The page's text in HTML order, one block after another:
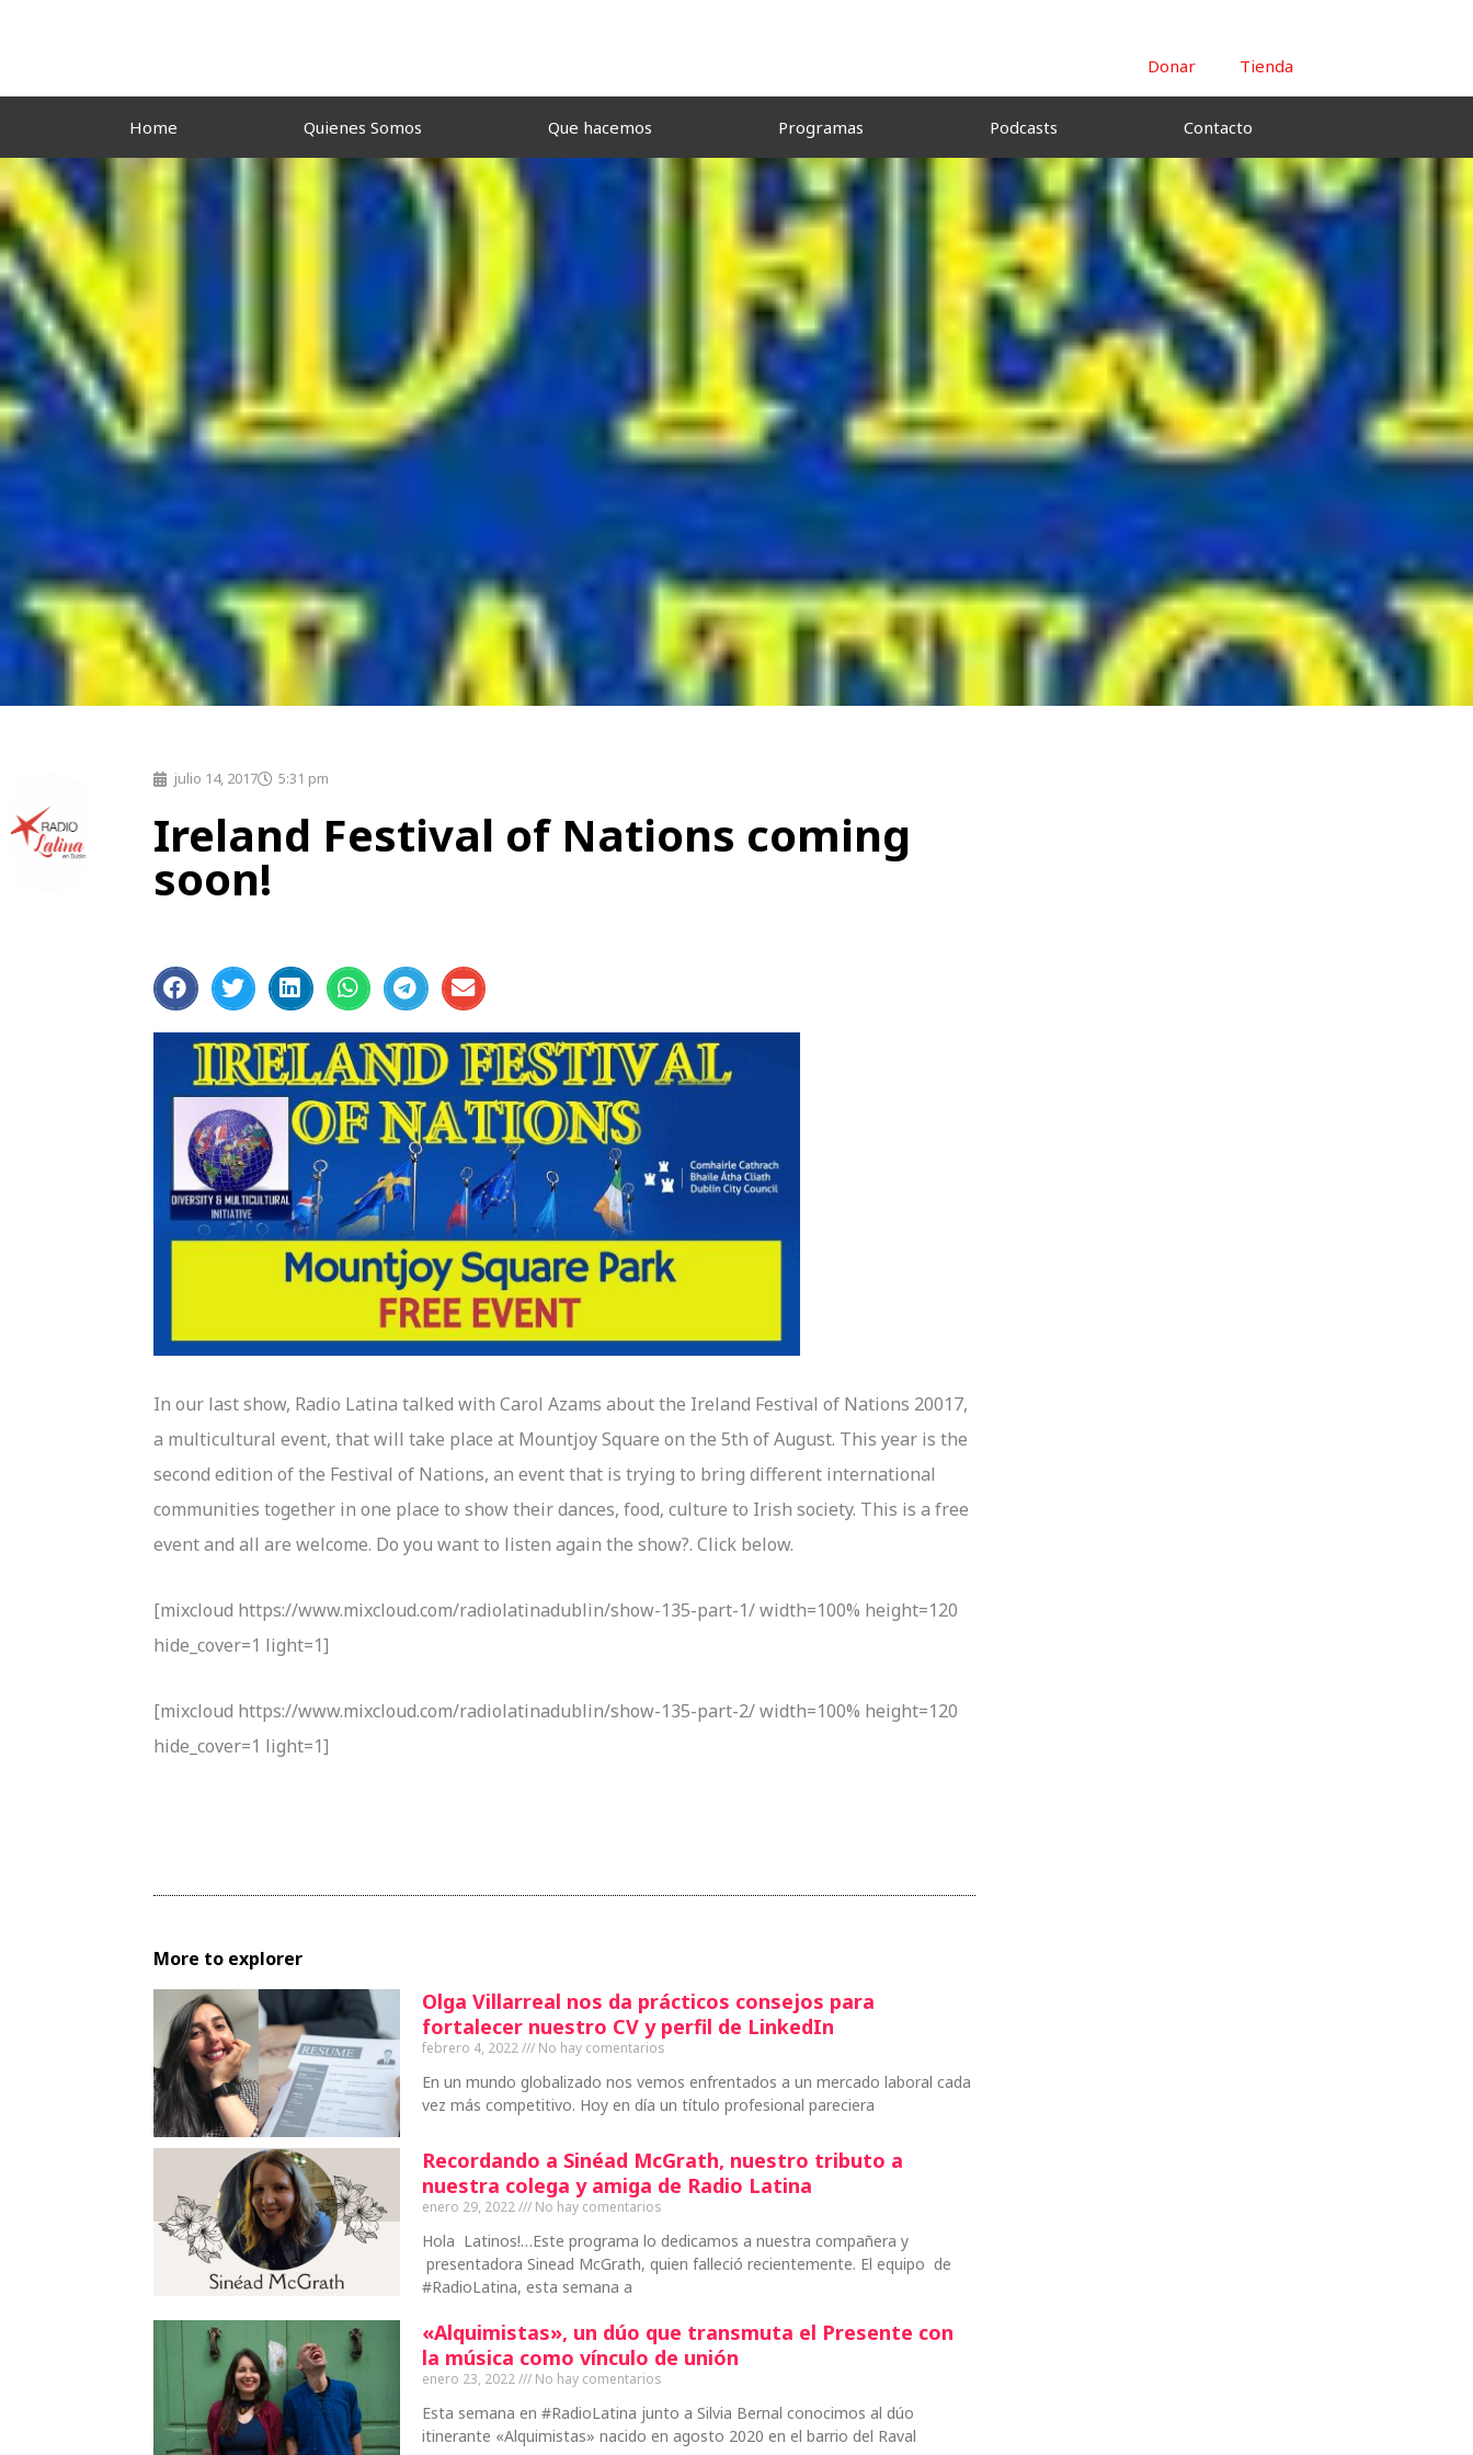
Donar Tienda
Home Quienes Somos Que hacemos Programas Podcasts Contacto
julio 14, 2017 5:31 pm
Ireland Festival of Nations coming
soon!
In our last show, Radio Latina talked with Carol Azams about the Ireland Festival of Nations 20017,
a multicultural event, that will take place at Mountjoy Square on the 5th of August. This year is the
second edition of the Festival of Nations, an event that is trying to bring different international
communities together in one place to show their dances, food, culture to Irish society. This is a free
event and all are welcome. Do you want to listen again the show?. Click below.
[mixcloud https://www.mixcloud.com/radiolatinadublin/show-135-part-1/ width=100% height=120
hide_cover=1 light=1]
[mixcloud https://www.mixcloud.com/radiolatinadublin/show-135-part-2/ width=100% height=120
hide_cover=1 light=1]
More to explorer
Olga Villarreal nos da prácticos consejos para
fortalecer nuestro CV y perfil de LinkedIn
febrero 4, 2022 No hay comentarios
En un mundo globalizado nos vemos enfrentados a un mercado laboral cada
vez más competitivo. Hoy en día un título profesional pareciera
Recordando a Sinéad McGrath, nuestro tributo a
nuestra colega y amiga de Radio Latina
enero 29, 2022 No hay comentarios
Hola Latinos!…Este programa lo dedicamos a nuestra compañera y
presentadora Sinead McGrath, quien falleció recientemente. El equipo de
#RadioLatina, esta semana a
«Alquimistas», un dúo que transmuta el Presente con
la música como vínculo de unión
enero 23, 2022 No hay comentarios
Esta semana en #RadioLatina junto a Silvia Bernal conocimos al dúo
itinerante «Alquimistas» nacido en agosto 2020 en el barrio del Raval